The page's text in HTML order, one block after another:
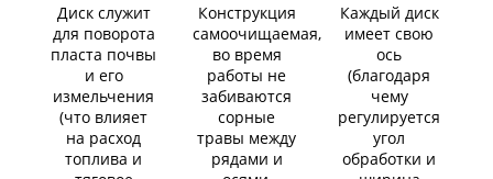
Диск служит
для поворота
пласта почвы
и его
измельчения
(что влияет
на расход
топлива и
Конструкция
самоочищаемая,
во время
работы не
забиваются
сорные
травы между
рядами и
Каждый диск
имеет свою
ось
(благодаря
чему
регулируется
угол
обработки и